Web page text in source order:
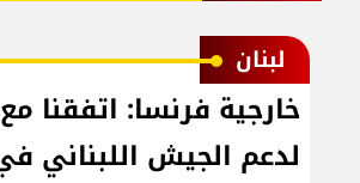
لبنان
خارجية فرنسا: اتفقنا
لدعم الجيش اللبناني